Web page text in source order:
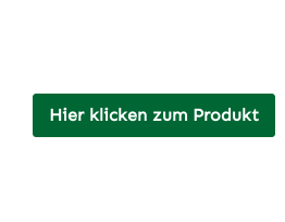
Hier klicken zum Produkt